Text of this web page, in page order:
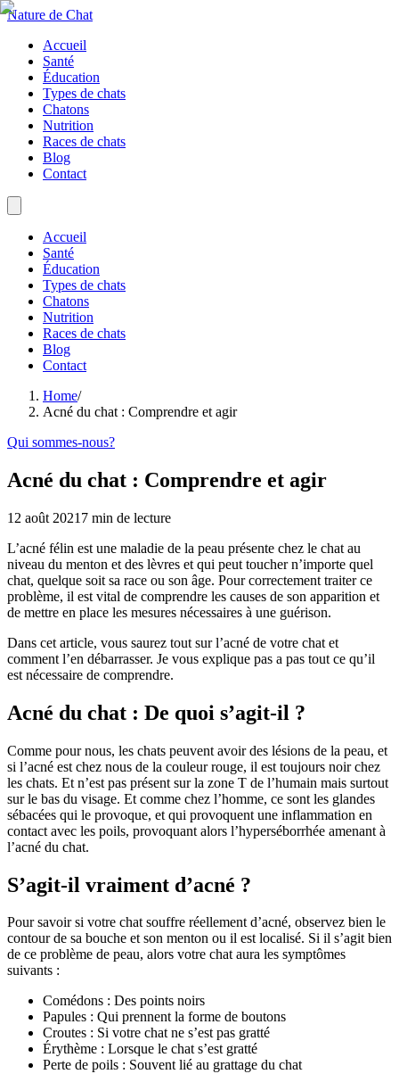
Nature de Chat
Accueil
Santé
Éducation
Types de chats
Chatons
Nutrition
Races de chats
Blog
Contact
Accueil
Santé
Éducation
Types de chats
Chatons
Nutrition
Races de chats
Blog
Contact
Home/
Acné du chat : Comprendre et agir
Qui sommes-nous?
Acné du chat : Comprendre et agir
12 août 2021 7 min de lecture
L’acné félin est une maladie de la peau présente chez le chat au
niveau du menton et des lèvres et qui peut toucher n’importe quel
chat, quelque soit sa race ou son âge. Pour correctement traiter ce
problème, il est vital de comprendre les causes de son apparition et
de mettre en place les mesures nécessaires à une guérison.
Dans cet article, vous saurez tout sur l’acné de votre chat et
comment l’en débarrasser. Je vous explique pas a pas tout ce qu’il
est nécessaire de comprendre.
Acné du chat : De quoi s’agit-il ?
Comme pour nous, les chats peuvent avoir des lésions de la peau, et
si l’acné est chez nous de la couleur rouge, il est toujours noir chez
les chats. Et n’est pas présent sur la zone T de l’humain mais surtout
sur le bas du visage. Et comme chez l’homme, ce sont les glandes
sébacées qui le provoque, et qui provoquent une inflammation en
contact avec les poils, provoquant alors l’hyperséborrhée amenant à
l’acné du chat.
S’agit-il vraiment d’acné ?
Pour savoir si votre chat souffre réellement d’acné, observez bien le
contour de sa bouche et son menton ou il est localisé. Si il s’agit bien
de ce problème de peau, alors votre chat aura les symptômes
suivants :
Comédons : Des points noirs
Papules : Qui prennent la forme de boutons
Croutes : Si votre chat ne s’est pas gratté
Érythème : Lorsque le chat s’est gratté
Perte de poils : Souvent lié au grattage du chat